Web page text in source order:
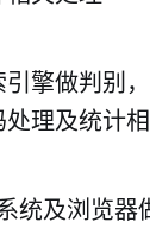
擎做判别
理及统计
统及浏览器